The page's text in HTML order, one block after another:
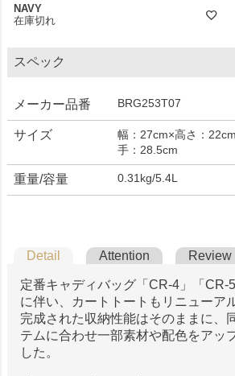
NAVY
在庫切れ
スペック
メーカー品番 BRG253T07
サイズ
幅：27cm×高さ：
手：28.5cm
重量/容量 0.31kg/5.4L
Detail Attention Review
定番キャディバッグ「CR-4」「CR-
に伴い、カートトートもリニューア
完成された収納性能はそのままに、
テムに合わせ一部素材や配色をアッ
した。